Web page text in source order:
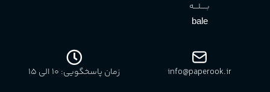
بـــــلــــه
bale
info@paperook.ir زمان پاسخگویی: 10 الی ۱5